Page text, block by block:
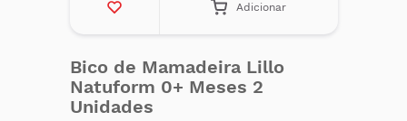
Adicionar
Bico de Mamadeira Lillo
Natuform 0+ Meses 2
Unidades